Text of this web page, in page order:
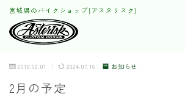
宮城県のバイクショップ[アスタリスク]
2018.02.01 2024.07.16 お知らせ
2月の予定